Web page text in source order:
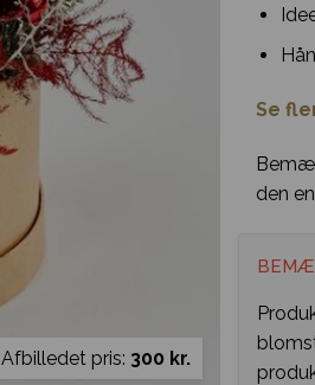
Afbilledet pris: 300 kr.
Se
den